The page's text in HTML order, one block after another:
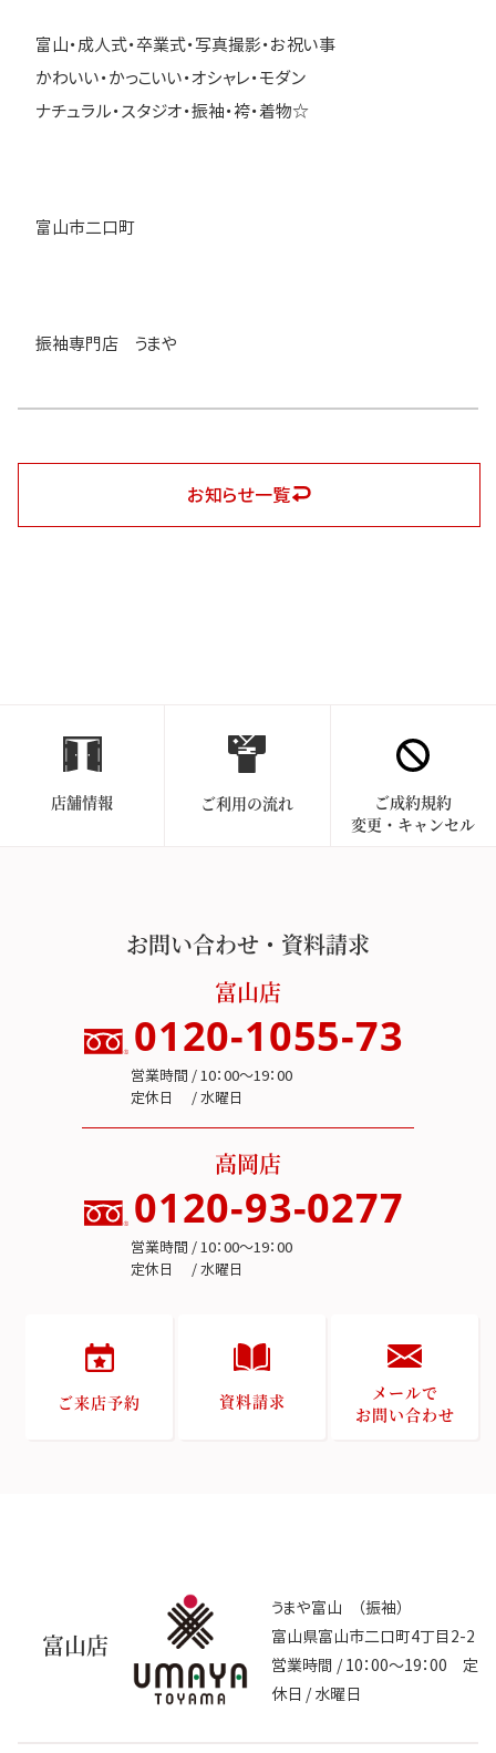
富山・成人式・卒業式・写真撮影・お祝い事
かわいい・かっこいい・オシャレ・モダン
ナチュラル・スタジオ・振袖・袴・着物☆
富山市二口町
振袖専門店 うまや
お知らせ一覧
店舗情報 ご利用の流れ
ご成約規約
変更・キャンセル
お問い合わせ・資料請求
富山店
0120-1055-73
営業時間 / 10：00～19：00
定休日 / 水曜日
高岡店
0120-93-0277
営業時間 / 10：00～19：00
定休日 / 水曜日
ご来店予約 資料請求
メールで
お問い合わせ
富山店
うまや富山 （振袖）
富山県富山市二口町4丁目2-2
営業時間 / 10：00～19：00 定
休日 / 水曜日